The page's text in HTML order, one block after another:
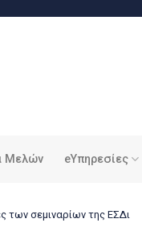
Μελών eΥπηρεσίες
των σεμιναρίων της ΕΣΔι